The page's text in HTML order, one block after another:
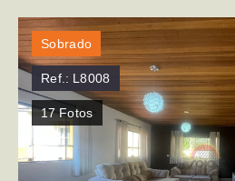
Sobrado
Ref.: L8008
17Fotos